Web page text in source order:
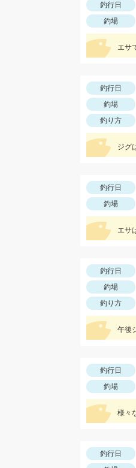
釣行日
釣場
エサ
釣行日
釣場
釣り方
ジグ
釣行日
釣場
エサ
釣行日
釣場
釣り方
午後
釣行日
釣場
様々
釣行日